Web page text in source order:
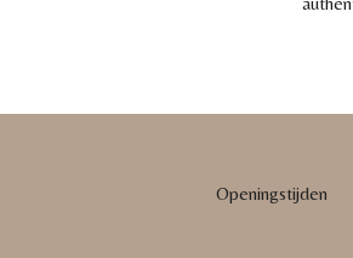
Openingstijden